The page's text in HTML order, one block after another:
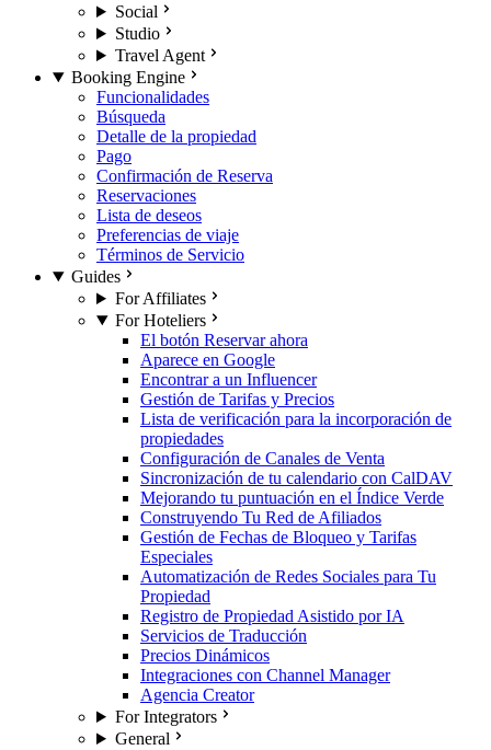
Social
Studio
Travel Agent
Booking Engine
Funcionalidades
Búsqueda
Detalle de la propiedad
Pago
Confirmación de Reserva
Reservaciones
Lista de deseos
Preferencias de viaje
Términos de Servicio
Guides
For Affiliates
For Hoteliers
El botón Reservar ahora
Aparece en Google
Encontrar a un Influencer
Gestión de Tarifas y Precios
Lista de verificación para la incorporación de
propiedades
Configuración de Canales de Venta
Sincronización de tu calendario con CalDAV
Mejorando tu puntuación en el Índice Verde
Construyendo Tu Red de Afiliados
Gestión de Fechas de Bloqueo y Tarifas
Especiales
Automatización de Redes Sociales para Tu
Propiedad
Registro de Propiedad Asistido por IA
Servicios de Traducción
Precios Dinámicos
Integraciones con Channel Manager
Agencia Creator
For Integrators
General